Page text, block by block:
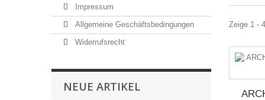
Impressum
Allgemeine Geschäftsbedingungen
Widerrufsrecht
NEUE ARTIKEL
Zeige 1 -